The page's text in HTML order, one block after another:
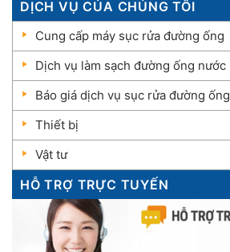
DỊCH VỤ CỦA CHÚNG TÔI
Cung cấp máy sục rửa đường ống
Dịch vụ làm sạch đường ống nước
Báo giá dịch vụ sục rửa đường ống
Thiết bị
Vật tư
HỖ TRỢ TRỰC TUYẾN